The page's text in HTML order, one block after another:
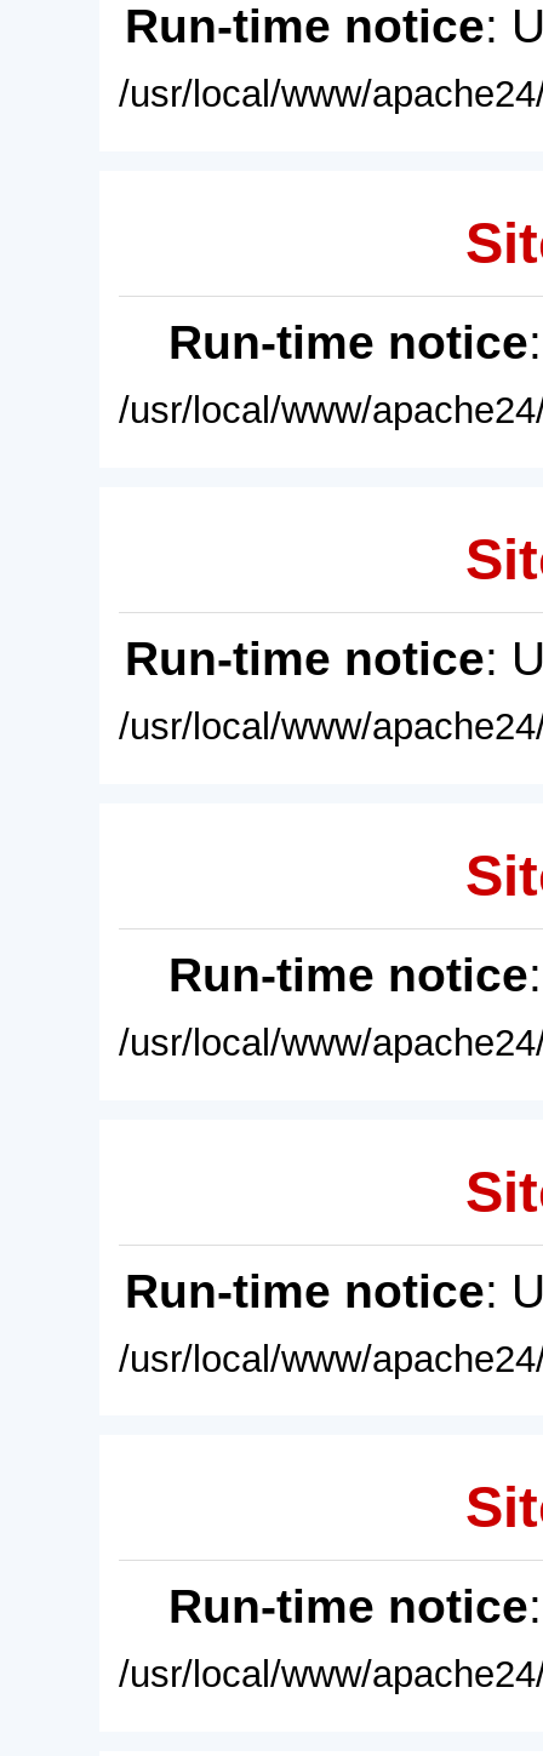
Run-time notice:
/usr/local/www/
Run-time notice
/usr/local/www/
Run-time notice:
/usr/local/www/
Run-time notice
/usr/local/www/
Run-time notice:
/usr/local/www/
Run-time notice
/usr/local/www/